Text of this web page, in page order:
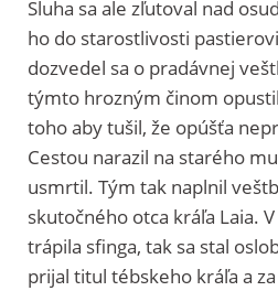
Sluha sa ale zľutoval nad
ho do starostlivosti
dozvedel sa o pradávnej
týmto hrozným činom
toho aby tušil, že opúšťa
Cestou narazil na starého
usmrtil. Tým tak naplnil
skutočného otca kráľa Laia.
trápila sfinga, tak sa stal
prijal titul tébskeho kráľa a